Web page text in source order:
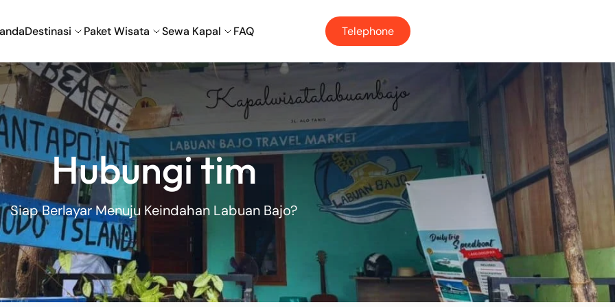
Destinasi
Labuan Bajo Nuca Molas
Wae Rebo
Paket Wisata Sewa Kapal FAQ Telephone
Hubungi tim
Siap Berlayar Menuju Keindahan Labuan Bajo?